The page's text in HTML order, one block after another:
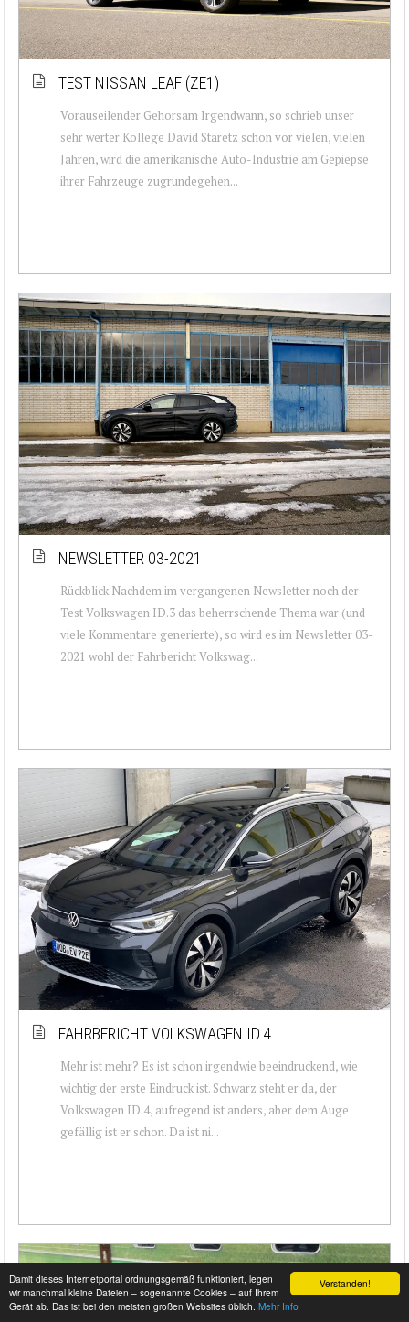
Verstanden!
Damit dieses Internetportal ordnungsgemäß funktioniert, legen
wir manchmal kleine Dateien – sogenannte Cookies – auf Ihrem
Gerät ab. Das ist bei den meisten großen Websites üblich. Mehr Info
TEST NISSAN LEAF (ZE1)
Vorauseilender Gehorsam Irgendwann, so schrieb unser
sehr werter Kollege David Staretz schon vor vielen, vielen
Jahren, wird die amerikanische Auto-Industrie am Gepiepse
ihrer Fahrzeuge zugrundegehen...
NEWSLETTER 03-2021
Rückblick Nachdem im vergangenen Newsletter noch der
Test Volkswagen ID.3 das beherrschende Thema war (und
viele Kommentare generierte), so wird es im Newsletter 03-
2021 wohl der Fahrbericht Volkswag...
FAHRBERICHT VOLKSWAGEN ID.4
Mehr ist mehr? Es ist schon irgendwie beeindruckend, wie
wichtig der erste Eindruck ist. Schwarz steht er da, der
Volkswagen ID.4, aufregend ist anders, aber dem Auge
gefällig ist er schon. Da ist ni...